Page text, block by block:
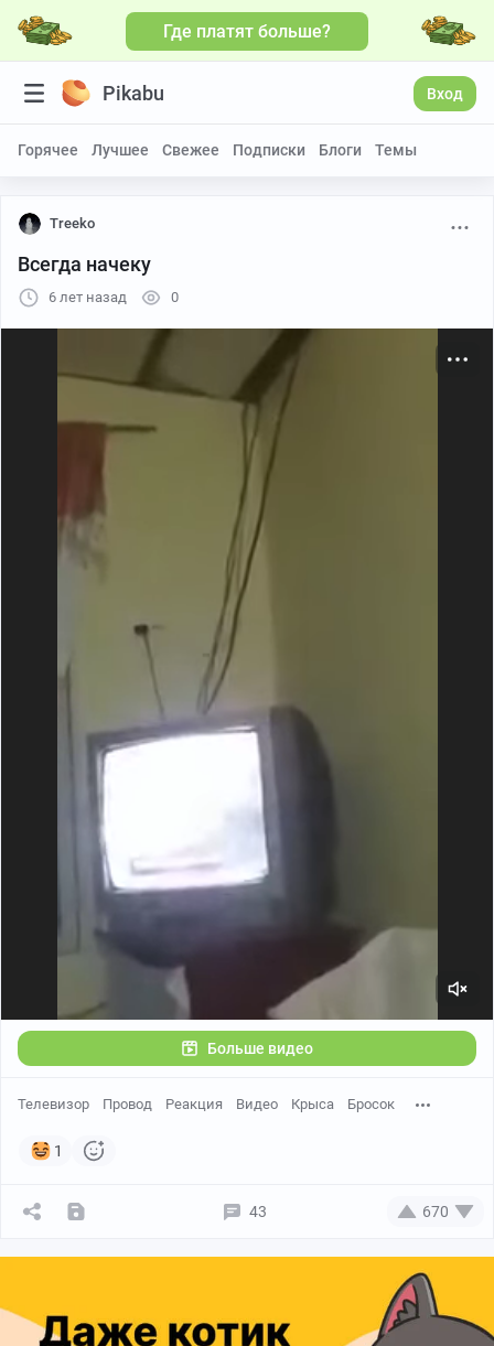
Где платят больше?
Pikabu Вход
Горячее Лучшее Свежее Подписки Блоги Темы
Treeko
Всегда начеку
6 лет назад 0
Больше видео
Телевизор Провод Реакция Видео Крыса Бросок
1
43 670
Больше видео